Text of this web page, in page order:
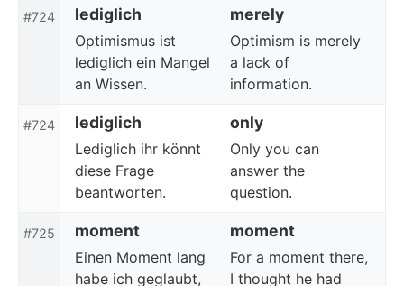
#724 lediglich merely
Optimismus ist
lediglich ein Mangel
an Wissen.
Optimism is merely
a lack of
information.
#724 lediglich only
Lediglich ihr könnt
diese Frage
beantworten.
Only you can
answer the
question.
#725 moment moment
Einen Moment lang
habe ich geglaubt,
For a moment there,
I thought he had